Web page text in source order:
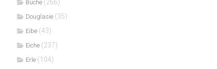
Buche (266)
Douglasie (35)
Eibe (43)
Eiche (237)
Erle (104)